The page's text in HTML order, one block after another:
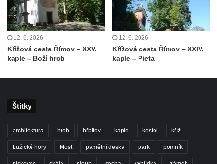
Kostel Božího Těla v Kraslicích
Kostel svaté Maří Magdalény v Karlových
Varech
Kaple Panny Marie pod hradem Přimda
v Krásné u Pěnčína
12. 6. 2026
Křížová cesta Římov – XXV.
kaple – Boží hrob
12. 6. 2026
Křížová cesta Římov – XXIV.
kaple – Pieta
Štítky
architektura hrob hřbitov kaple kostel kříž
Lužické hory Most pamětní deska park pomník